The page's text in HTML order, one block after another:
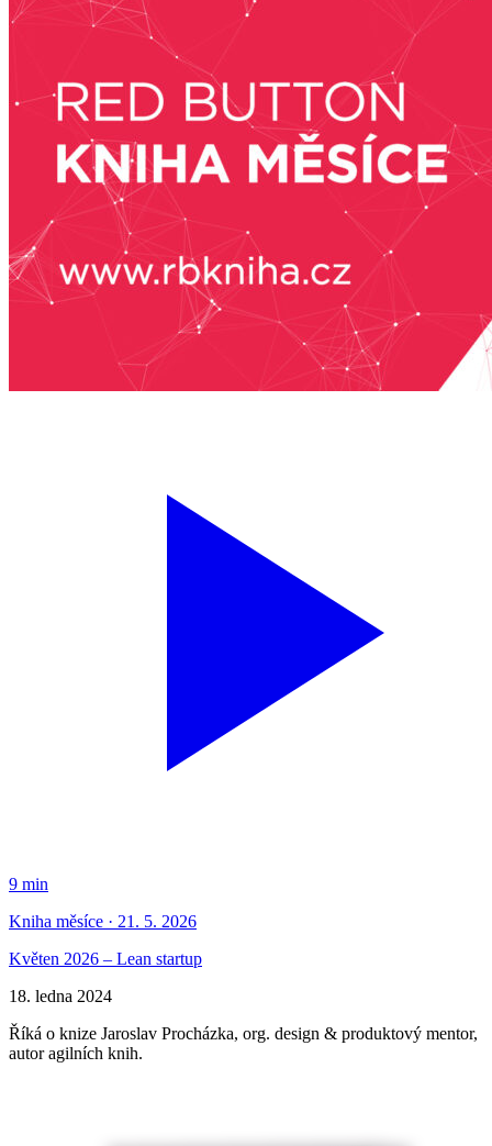
9 min
Kniha měsíce · 21. 5. 2026
Květen 2026 – Lean startup
18. ledna 2024
Říká o knize Jaroslav Procházka, org. design & produktový mentor,
autor agilních knih.